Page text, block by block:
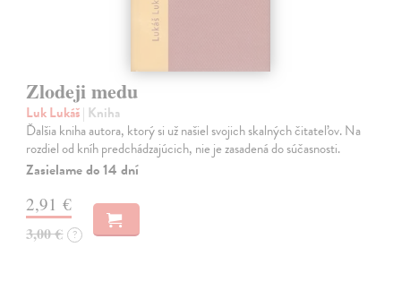
Zlodeji medu
Luk Lukáš| Kniha
Ďalšia kniha autora, ktorý si už našiel svojich skalných čitateľov. Na
rozdiel od kníh predchádzajúcich, nie je zasadená do súčasnosti.
Zasielame do 14 dní
2,91 €
3,00 € ?